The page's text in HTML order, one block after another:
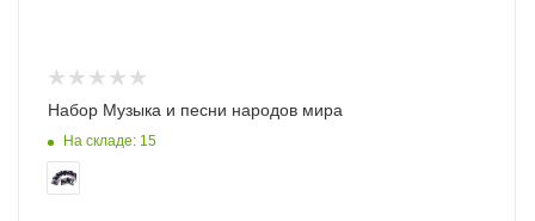
Набор Музыка и песни народов мира
На складе: 15